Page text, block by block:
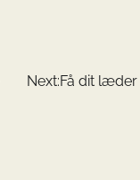
Next:Få dit